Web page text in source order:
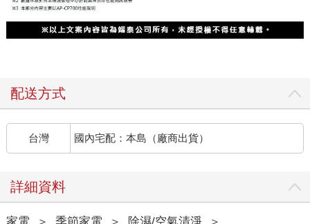
配送方式
台灣 國內宅配：本島（廠商出貨）
詳細資料